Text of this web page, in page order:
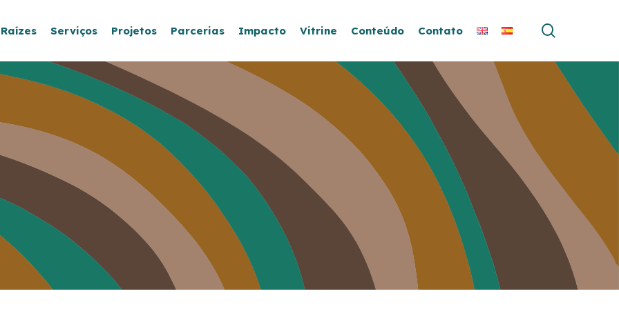
Serviços Projetos Parcerias Impacto Vitrine Conteúdo Contato